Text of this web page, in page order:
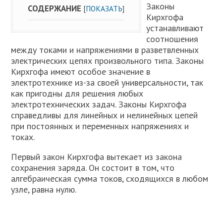
СОДЕРЖАНИЕ [ПОКАЗАТЬ]
Законы
Кирхгофа
устанавливают
соотношения
между токами и напряжениями в разветвленных
электрических цепях произвольного типа. Законы
Кирхгофа имеют особое значение в
электротехнике из-за своей универсальности, так
как пригодны для решения любых
электротехнических задач. Законы Кирхгофа
справедливы для линейных и нелинейных цепей
при постоянных и переменных напряжениях и
токах.
Первый закон Кирхгофа вытекает из закона
сохранения заряда. Он состоит в том, что
алгебраическая сумма токов, сходящихся в любом
узле, равна нулю.